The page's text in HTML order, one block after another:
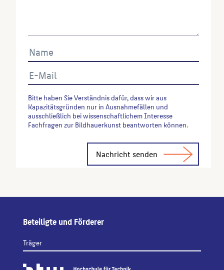
Bitte haben Sie Verständnis dafür, dass wir aus
Kapazitätsgründen nur in Ausnahmefällen und
ausschließlich bei wissenschaftlichem Interesse
Fachfragen zur Bildhauerkunst beantworten können.
Beteiligte und Förderer
Träger